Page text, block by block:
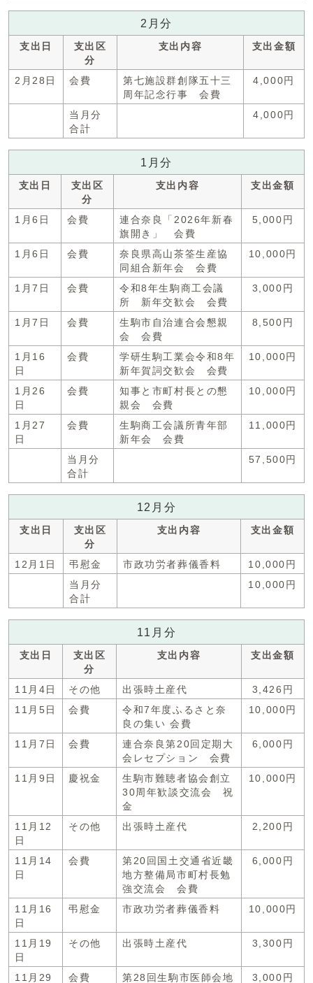
2月分
支出日
支出区
分
支出内容 支出金額
2月28日 会費
第七施設群創隊五十三
周年記念行事 会費
4,000円
当月分
合計
4,000円
1月分
支出日
支出区
分
支出内容 支出金額
1月6日 会費
連合奈良「2026年新春
旗開き」 会費
5,000円
1月6日 会費
奈良県高山茶筌生産協
同組合新年会 会費
10,000円
1月7日 会費
令和8年生駒商工会議
所 新年交歓会 会費
3,000円
1月7日 会費
生駒市自治連合会懇親
会 会費
8,500円
1月16
日
会費
学研生駒工業会令和8年
新年賀詞交歓会 会費
10,000円
1月26
日
会費
知事と市町村長との懇
親会 会費
10,000円
1月27
日
会費
生駒商工会議所青年部
新年会 会費
11,000円
当月分
合計
57,500円
12月分
支出日
支出区
分
支出内容 支出金額
12月1日 弔慰金 市政功労者葬儀香料
10,000円
当月分
合計
10,000円
11月分
支出日
支出区
分
支出内容 支出金額
11月4日 その他 出張時土産代
3,426円
11月5日
会費
令和7年度ふるさと奈
良の集い 会費
10,000円
11月7日 会費
連合奈良第20回定期大
会レセプション 会費
6,000円
11月9日 慶祝金
生駒市難聴者協会創立
30周年歓談交流会 祝
金
10,000円
11月12
日
その他 出張時土産代 2,200円
11月14
日
会費
第20回国土交通省近畿
地方整備局市町村長勉
強交流会 会費
6,000円
11月16
日
弔慰金 市政功労者葬儀香料 10,000円
11月19
日
その他 出張時土産代 3,300円
11月29 会費 第28回生駒市医師会地 3,000円